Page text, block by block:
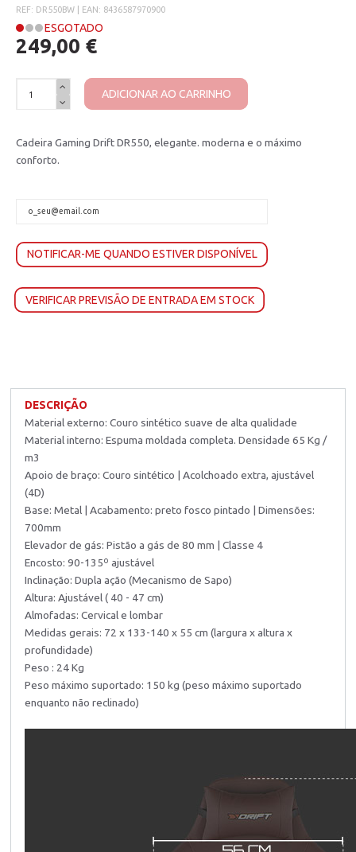
REF: DR550BW | EAN: 8436587970900
ESGOTADO
249,00 €
ADICIONAR AO CARRINHO
Cadeira Gaming Drift DR550, elegante. moderna e o máximo
conforto.
NOTIFICAR-ME QUANDO ESTIVER DISPONÍVEL
VERIFICAR PREVISÃO DE ENTRADA EM STOCK
DESCRIÇÃO
Material externo: Couro sintético suave de alta qualidade
Material interno: Espuma moldada completa. Densidade 65 Kg /
m3
Apoio de braço: Couro sintético | Acolchoado extra, ajustável
(4D)
Base: Metal | Acabamento: preto fosco pintado | Dimensões:
700mm
Elevador de gás: Pistão a gás de 80 mm | Classe 4
Encosto: 90-135º ajustável
Inclinação: Dupla ação (Mecanismo de Sapo)
Altura: Ajustável ( 40 - 47 cm)
Almofadas: Cervical e lombar
Medidas gerais: 72 x 133-140 x 55 cm (largura x altura x
profundidade)
Peso : 24 Kg
Peso máximo suportado: 150 kg (peso máximo suportado
enquanto não reclinado)